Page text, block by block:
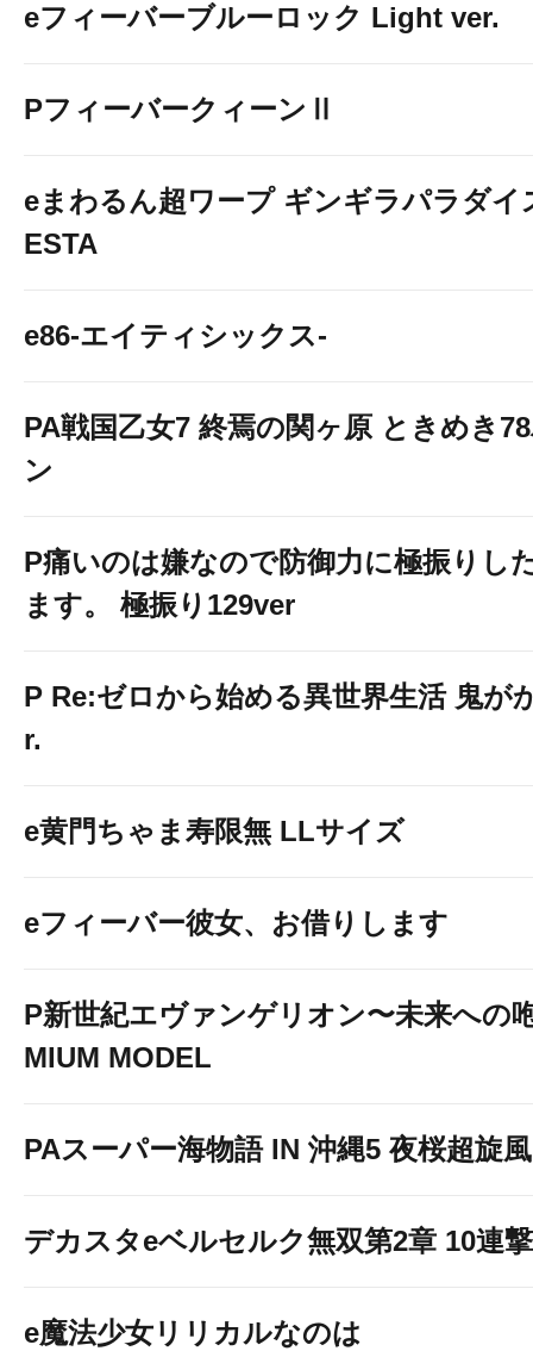
eフィーバーブルーロック Light ver.
PフィーバークィーンⅡ
eまわるん超ワープ ギンギラパラダイ
ESTA
e86-エイティシックス-
PA戦国乙女7 終焉の関ヶ原 ときめき
ン
P痛いのは嫌なので防御力に極振りし
ます。 極振り129ver
P Re:ゼロから始める異世界生活 鬼が
r.
e黄門ちゃま寿限無 LLサイズ
eフィーバー彼女、お借りします
P新世紀エヴァンゲリオン〜未来への
MIUM MODEL
PAスーパー海物語 IN 沖縄5 夜桜超旋
デカスタeベルセルク無双第2章 10連
e魔法少女リリカルなのは